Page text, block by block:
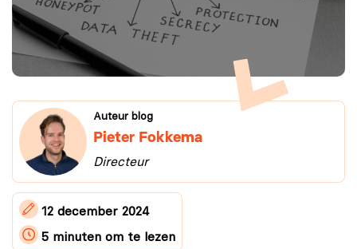
Auteur blog
Pieter Fokkema
Directeur
12 december 2024
5 minuten om te lezen